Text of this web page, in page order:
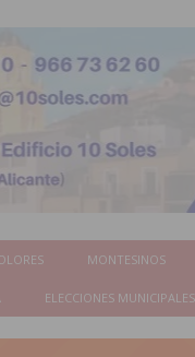
MONTESINOS
ELECCIONES